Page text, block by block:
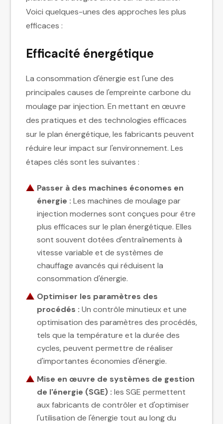
Voici quelques-unes des approches les plus
efficaces :
Efficacité énergétique
La consommation d'énergie est l'une des
principales causes de l'empreinte carbone du
moulage par injection. En mettant en œuvre
des pratiques et des technologies efficaces
sur le plan énergétique, les fabricants peuvent
réduire leur impact sur l'environnement. Les
étapes clés sont les suivantes :
Passer à des machines économes en
énergie : Les machines de moulage par
injection modernes sont conçues pour être
plus efficaces sur le plan énergétique. Elles
sont souvent dotées d'entraînements à
vitesse variable et de systèmes de
chauffage avancés qui réduisent la
consommation d'énergie.
Optimiser les paramètres des
procédés : Un contrôle minutieux et une
optimisation des paramètres des procédés,
tels que la température et la durée des
cycles, peuvent permettre de réaliser
d'importantes économies d'énergie.
Mise en œuvre de systèmes de gestion
de l'énergie (SGE) : les SGE permettent
aux fabricants de contrôler et d'optimiser
l'utilisation de l'énergie tout au long du